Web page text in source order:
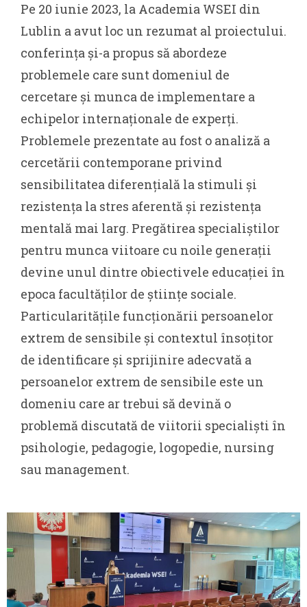
Pe 20 iunie 2023, la Academia WSEI din
Lublin a avut loc un rezumat al proiectului.
conferința și-a propus să abordeze
problemele care sunt domeniul de
cercetare și munca de implementare a
echipelor internaționale de experți.
Problemele prezentate au fost o analiză a
cercetării contemporane privind
sensibilitatea diferențială la stimuli și
rezistența la stres aferentă și rezistența
mentală mai larg. Pregătirea specialiștilor
pentru munca viitoare cu noile generații
devine unul dintre obiectivele educației în
epoca facultăților de științe sociale.
Particularitățile funcționării persoanelor
extrem de sensibile și contextul însoțitor
de identificare și sprijinire adecvată a
persoanelor extrem de sensibile este un
domeniu care ar trebui să devină o
problemă discutată de viitorii specialiști în
psihologie, pedagogie, logopedie, nursing
sau management.